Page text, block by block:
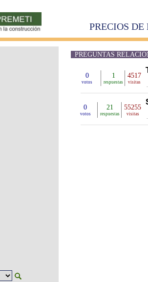
PRECIOS
PREGUNTAS
0
votos
1
respuestas
4517
visitas
0
votos
21
respuestas
55255
visitas